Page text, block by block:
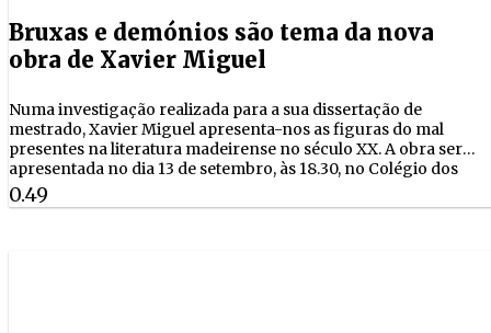
Bruxas e demónios são tema da nova
obra de Xavier Miguel
Numa investigação realizada para a sua dissertação de
mestrado, Xavier Miguel apresenta-nos as figuras do mal
presentes na literatura madeirense no século XX. A obra será
apresentada no dia 13 de setembro, às 18.30, no Colégio dos
Jesuítas do Funchal.